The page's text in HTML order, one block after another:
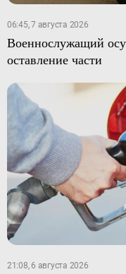
06:45, 7 августа 2026
Военнослужащий
оставление части
21:08, 6 августа 2026